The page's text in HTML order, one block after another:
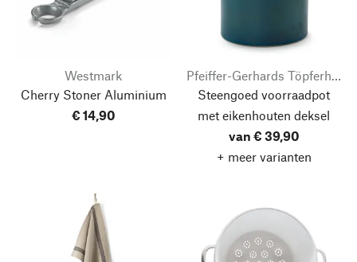
Westmark
Cherry Stoner Aluminium
€ 14,90
Steengoed voorraadpot
met eikenhouten deksel
van € 39,90
+ meer varianten